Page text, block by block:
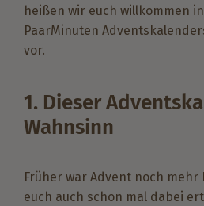
heißen wir euch willkommen
PaarMinuten
vor.
1. Dieser
Wahnsinn
Früher war Advent noch
euch auch schon mal dabei